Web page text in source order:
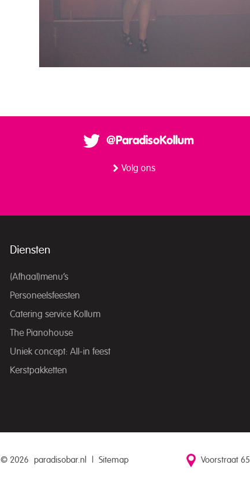
@ParadisoKollum
Volg ons
Diensten
(Afhaal)menu’s
Personeelsfeesten
Catering service Kollum
The Pianohouse
Uniek concept: All-in feest
Kerstpakketten
© 2026 paradisobar.nl Sitemap Voorstraat 65